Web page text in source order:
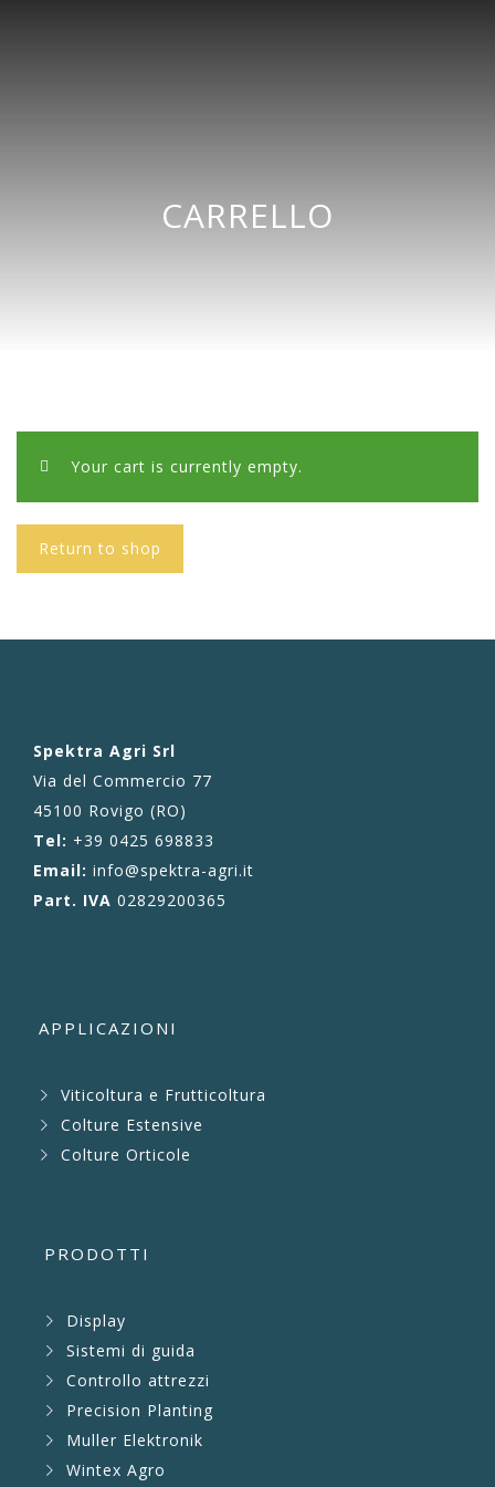
CARRELLO
Your cart is currently empty.
Return to shop
Spektra Agri Srl
Via del Commercio 77
45100 Rovigo (RO)
Tel: +39 0425 698833
Email: info@spektra-agri.it
Part. IVA 02829200365
APPLICAZIONI
Viticoltura e Frutticoltura
Colture Estensive
Colture Orticole
PRODOTTI
Display
Sistemi di guida
Controllo attrezzi
Precision Planting
Muller Elektronik
Wintex Agro